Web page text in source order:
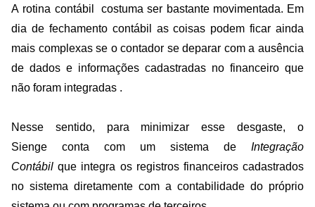
A rotina contábil costuma ser bastante movimentada. Em
dia de fechamento contábil as coisas podem ficar ainda
mais complexas se o contador se deparar com a ausência
de dados e informações cadastradas no financeiro que
não foram integradas .
Nesse sentido, para minimizar esse desgaste, o
Sienge conta com um sistema de Integração
Contábilque integra os registros financeiros cadastrados
no sistema diretamente com a contabilidade do próprio